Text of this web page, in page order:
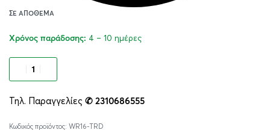
ΣΕ ΑΠΌΘΕΜΑ
Χρόνος παράδοσης: 4 – 10 ημέρες
Τηλ. Παραγγελίες ✆ 2310686555
WR16-TRD